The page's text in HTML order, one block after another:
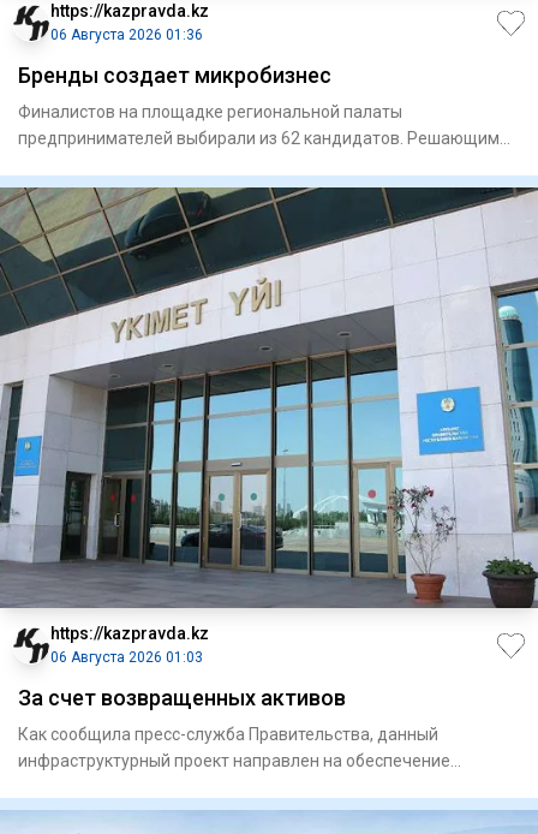
https://kazpravda.kz
06 Августа 2026 01:36
Бренды создает микробизнес
Финалистов на площадке региональной палаты
предпринимателей выбирали из 62 кандидатов. Решающим
https://kazpravda.kz
06 Августа 2026 01:03
За счет возвращенных активов
Как сообщила пресс-служба Правительства, данный
инфраструктурный проект направлен на обеспечение